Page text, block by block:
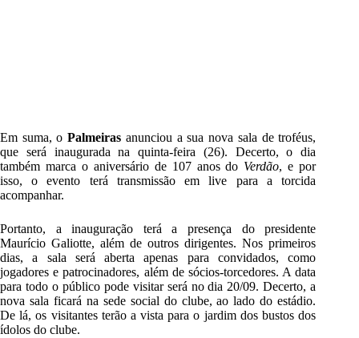
Em suma, oPalmeiras anunciou a sua nova sala de troféus,
que será inaugurada na quinta-feira (26). Decerto, o dia
também marca o aniversário de 107 anos do Verdão, e por
isso, o evento terá transmissão em live para a torcida
acompanhar.
Portanto, a inauguração terá a presença do presidente
Maurício Galiotte, além de outros dirigentes. Nos primeiros
dias, a sala será aberta apenas para convidados, como
jogadores e patrocinadores, além de sócios-torcedores. A data
para todo o público pode visitar será no dia 20/09. Decerto, a
nova sala ficará na sede social do clube, ao lado do estádio.
De lá, os visitantes terão a vista para o jardim dos bustos dos
ídolos do clube.